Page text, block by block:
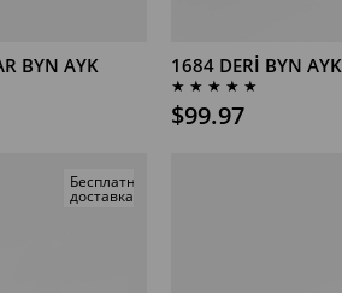
BYN AYK В КОРЗИНУ
1684 DERİ BYN AYK
★ ★ ★ ★ ★
$99.97
Бесплатная
доставка